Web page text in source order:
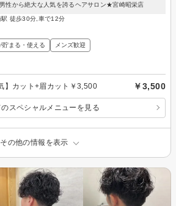
性から絶大な人気を誇るヘアサロン★宮崎昭栄店
駅 徒歩30分,車で12分
貯まる・使える メンズ歓迎
】カット+眉カット￥3,500 ￥3,500
スペシャルメニューを見る
その他の情報を表示